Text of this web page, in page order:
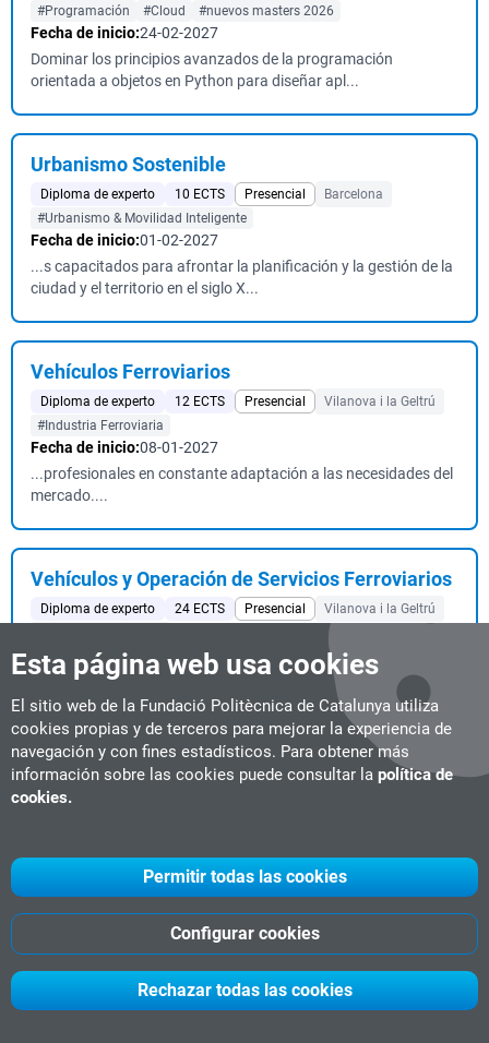
Esta página web usa cookies
El sitio web de la Fundació Politècnica de Catalunya utiliza
cookies propias y de terceros para mejorar la experiencia de
navegación y con fines estadísticos. Para obtener más
información sobre las cookies puede consultar la política de
cookies.
Rechazar todas las cookies
Configurar cookies
Permitir todas las cookies
#Programación
#Cloud #nuevos masters 2026
Fecha de inicio:24-02-2027
Dominar los principios avanzados de la programación
orientada a objetos en Python para diseñar apl...
Urbanismo Sostenible
Diploma de experto 10 ECTS Presencial
Barcelona
#Urbanismo & Movilidad Inteligente
Fecha de inicio:01-02-2027
...s capacitados para afrontar la planificación y la gestión de la
ciudad y el territorio en el siglo X...
Vehículos Ferroviarios
Diploma de experto 12 ECTS Presencial
Vilanova i la Geltrú
#Industria Ferroviaria
Fecha de inicio:08-01-2027
...profesionales en constante adaptación a las necesidades del
mercado....
Vehículos y Operación de Servicios Ferroviarios
Diploma de experto 24 ECTS Presencial
Vilanova i la Geltrú
Fecha de inicio:
23-10-2026
...profesionales en constante adaptación a las necesidades del
mercado....
Ciberseguridad para tu Día a Día
de tus datos en Internet, apren...
Experto en Ergonomía
Online